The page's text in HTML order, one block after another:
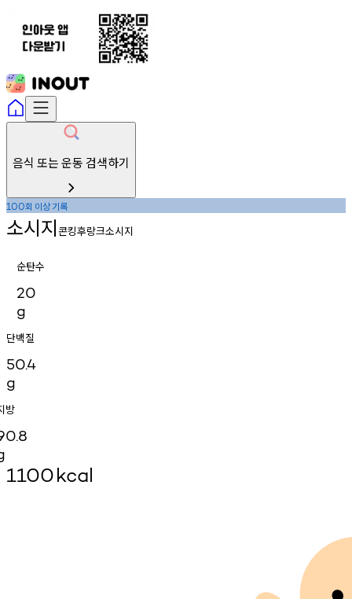
음식 또는 운동 검색하기
100회 이상기록
소시지콘킹후랑크소시지
순탄수
20
g
단백질
50.4
g
방
1100kcal